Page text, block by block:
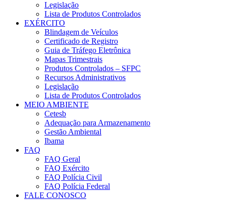
Legislação
Lista de Produtos Controlados
EXÉRCITO
Blindagem de Veículos
Certificado de Registro
Guia de Tráfego Eletrônica
Mapas Trimestrais
Produtos Controlados – SFPC
Recursos Administrativos
Legislação
Lista de Produtos Controlados
MEIO AMBIENTE
Cetesb
Adequação para Armazenamento
Gestão Ambiental
Ibama
FAQ
FAQ Geral
FAQ Exército
FAQ Polícia Civil
FAQ Polícia Federal
FALE CONOSCO